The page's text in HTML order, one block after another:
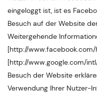
eingeloggt ist, ist es
Besuch auf der Website
Weitergehende
[http://
[http://www.google.com/
Besuch der Website
Verwendung Ihrer Nutzer-